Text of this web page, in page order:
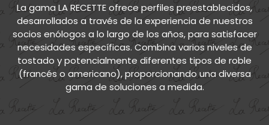
La gama LA RECETTE ofrece perfiles preestablecidos,
desarrollados a través de la experiencia de nuestros
socios enólogos a lo largo de los años, para satisfacer
necesidades específicas. Combina varios niveles de
tostado y potencialmente diferentes tipos de roble
(francés o americano), proporcionando una diversa
gama de soluciones a medida.